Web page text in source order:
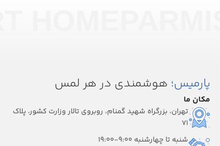
پارمیس؛ هوشمندی در هر لمس
مکان ما
تهران، بزرگراه شهید گمنام، روبروی تالار وزارت کشور، پلاک
۷۱
شنبه تا چهارشنبه 9:00-19:00